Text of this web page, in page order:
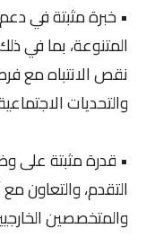
• خبرة مثبتة في
المتنوعة، بما في
نقص الانتباه مع
والتحديات
• قدرة مثبتة على
التقدم، والتعاون
والمتخصصين